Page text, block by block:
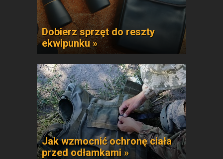
Dobierz sprzęt do reszty
ekwipunku »
Jak wzmocnić ochronę ciała
przed odłamkami »